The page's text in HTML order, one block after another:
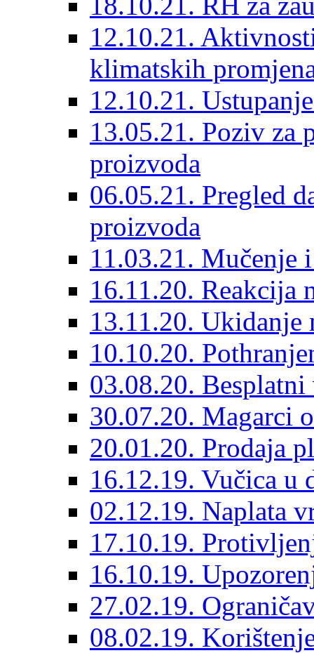
12.10.21.
klimatskih
12.10.21.
13.05.21. Poziv za
proizvoda
06.05.21. Pregled
proizvoda
11.03.21. Mučenje
16.11.20. Reakcija
13.11.20. Ukidanje
10.10.20.
03.08.20.
30.07.20. Magarci
20.01.20. Prodaja
16.12.19. Vučica u
02.12.19. Naplata
17.10.19.
16.10.19.
27.02.19.
08.02.19.